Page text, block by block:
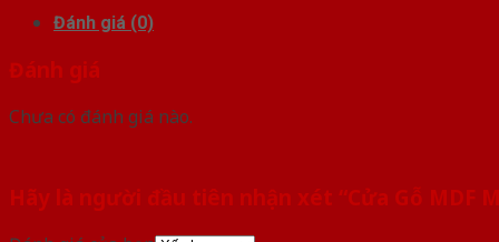
Đánh giá (0)
Đánh giá
Chưa có đánh giá nào.
Hãy là người đầu tiên nhận xét “Cửa Gỗ MDF